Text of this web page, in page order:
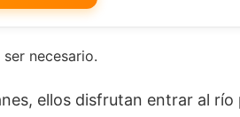
necesario.
ellos disfrutan entrar al